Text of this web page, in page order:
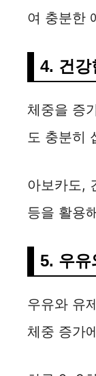
여 충분한
4. 건강
체중을 증
도 충분히
아보카도,
등을 활용
5. 우유
우유와 유
체중 증가